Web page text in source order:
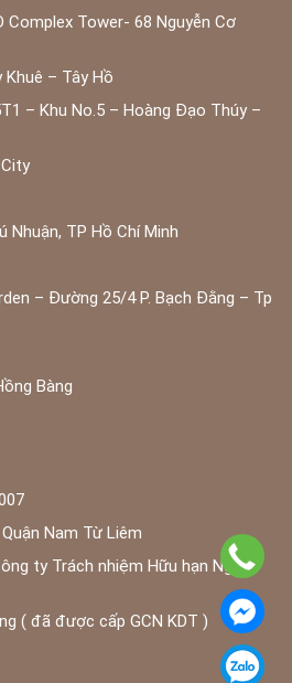
Complex Tower- 68 Nguyễn Cơ
Khuê – Tây Hồ
– Khu No.5 – Hoàng Đạo Thúy –
Nhuận, TP Hồ Chí Minh
– Đường 25/4 P. Bạch Đằng – Tp
Bàng
Nam Từ Liêm
ty Trách nhiệm Hữu hạn Ngoài
( đã được cấp GCN KDT )